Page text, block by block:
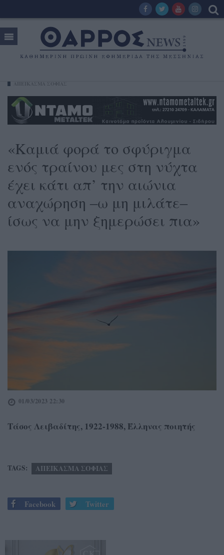
«Καμιά φορά το σφύριγμα
ενός τραίνου μες στη νύχτα
έχει κάτι απ’ την αιώνια
αναχώρηση ‒ω μη μιλάτε‒
ίσως να μην ξημερώσει πια»
01/03/2023 22:30
Τάσος Λειβαδίτης, 1922-1988, Έλληνας ποιητής
TAGS: ΑΠΕΙΚΑΣΜΑ ΣΟΦΙΑΣ
Facebook Twitter